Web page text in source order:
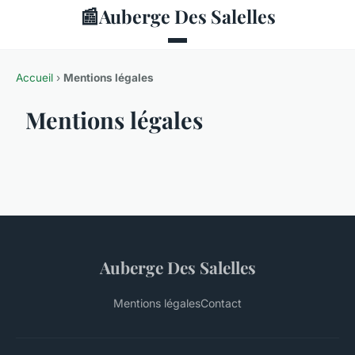
📰Auberge Des Salelles
Accueil › Mentions légales
Mentions légales
Auberge Des Salelles
Mentions légalesContact